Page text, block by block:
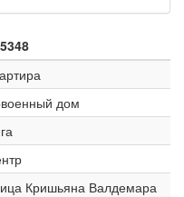
дом
Кришьяна Валдемара